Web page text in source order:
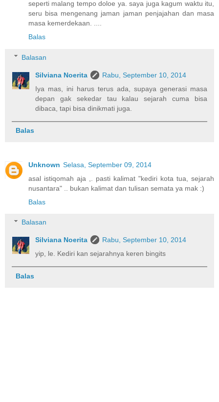
seperti malang tempo doloe ya. saya juga kagum waktu itu,
seru bisa mengenang jaman jaman penjajahan dan masa
masa kemerdekaan. ....
Balas
Balasan
Silviana Noerita
Rabu, September 10, 2014
Iya mas, ini harus terus ada, supaya generasi masa
depan gak sekedar tau kalau sejarah cuma bisa
dibaca, tapi bisa dinikmati juga.
Balas
Unknown Selasa, September 09, 2014
asal istiqomah aja ,. pasti kalimat "kediri kota tua, sejarah
nusantara" .. bukan kalimat dan tulisan semata ya mak :)
Balas
Balasan
Silviana Noerita
Rabu, September 10, 2014
yip, le. Kediri kan sejarahnya keren bingits
Balas